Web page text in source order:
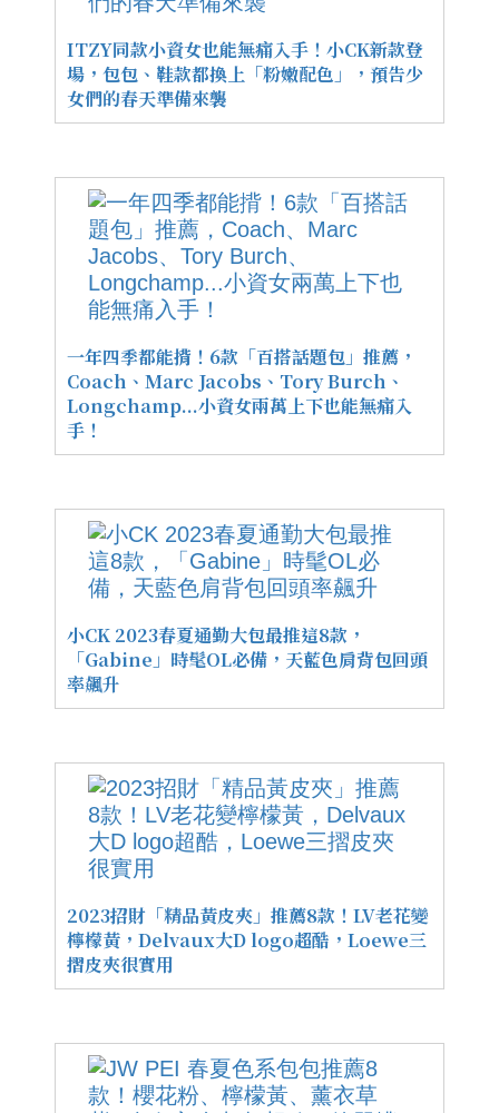
ITZY同款小資女也能無痛入手！小CK新款登
場，包包、鞋款都換上「粉嫩配色」，預告少
女們的春天準備來襲
一年四季都能揹！6款「百搭話題包」推薦，
Coach、Marc Jacobs、Tory Burch、
Longchamp...小資女兩萬上下也能無痛入
手！
小CK 2023春夏通勤大包最推這8款，
「Gabine」時髦OL必備，天藍色肩背包回頭
率飆升
2023招財「精品黃皮夾」推薦8款！LV老花變
檸檬黃，Delvaux大D logo超酷，Loewe三
摺皮夾很實用